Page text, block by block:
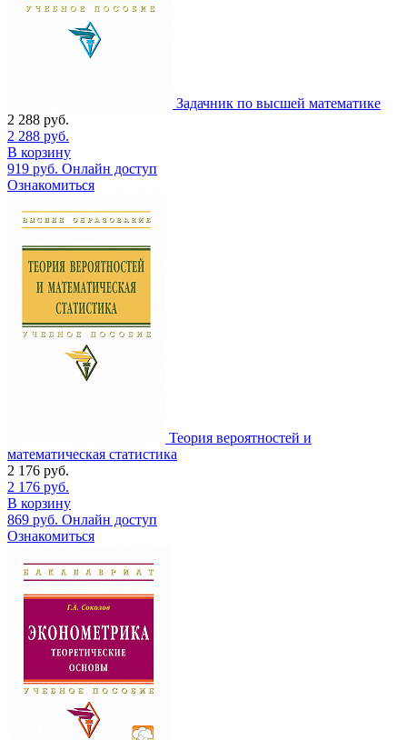
Задачник по высшей математике
2 288 руб.
2 288 руб.
В корзину
919 руб. Онлайн доступ
Ознакомиться
Теория вероятностей и
математическая статистика
2 176 руб.
2 176 руб.
В корзину
869 руб. Онлайн доступ
Ознакомиться